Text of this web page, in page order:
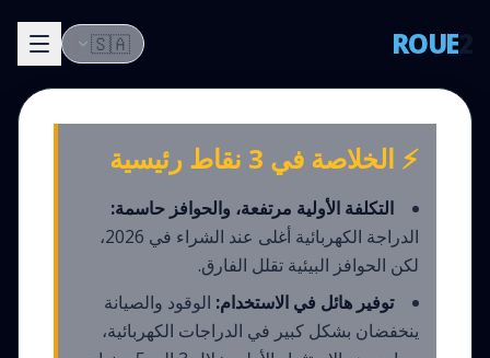
ROUE
🇸🇦
⚡ الخلاصة في 3 نقاط رئيسية
التكلفة الأولية مرتفعة، والحوافز حاسمة:
الدراجة الكهربائية أغلى عند الشراء في 2026،
لكن الحوافز البيئية تقلل الفارق.
توفير هائل في الاستخدام: الوقود والصيانة
ينخفضان بشكل كبير في الدراجات الكهربائية،